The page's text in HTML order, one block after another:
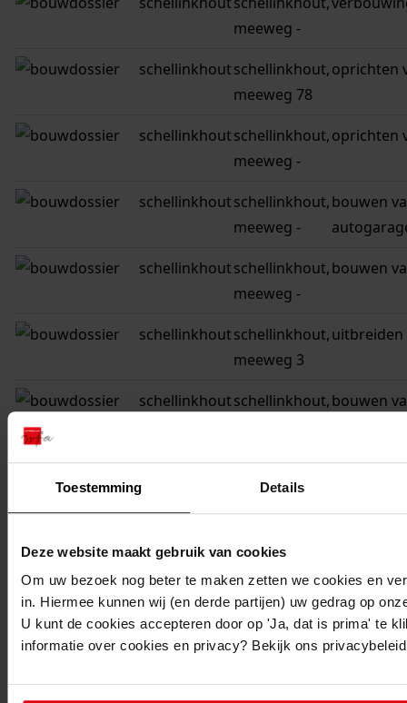
Toestemming Details
Deze website maakt gebruik van cookies
Om uw bezoek nog beter te maken zetten we cookies en
in. Hiermee kunnen wij (en derde partijen) uw gedrag op
U kunt de cookies accepteren door op 'Ja, dat is prima' te
informatie over cookies en privacy? Bekijk ons
meeweg -
schellinkhoutschellinkhout,
meeweg 78
oprichten
schellinkhoutschellinkhout,
meeweg -
oprichten
schellinkhoutschellinkhout,
meeweg -
bouwen
schellinkhoutschellinkhout,
meeweg -
bouwen
schellinkhoutschellinkhout,
meeweg 3
uitbreiden
schellinkhoutschellinkhout,bouwen
schellinkhoutschellinkhout,
meeweg 20
meeweg 29
venhuizen
hem,
meeweg 29
besluit
meeweg 27a